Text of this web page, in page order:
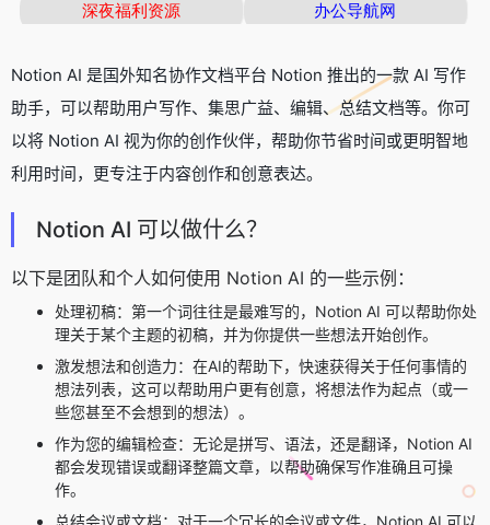
Notion AI 是国外知名协作文档平台 Notion 推出的一款 AI 写作
助手，可以帮助用户写作、集思广益、编辑、总结文档等。你可
以将 Notion AI 视为你的创作伙伴，帮助你节省时间或更明智地
利用时间，更专注于内容创作和创意表达。
Notion AI 可以做什么？
以下是团队和个人如何使用 Notion AI 的一些示例：
处理初稿：第一个词往往是最难写的，Notion AI 可以帮助你处
理关于某个主题的初稿，并为你提供一些想法开始创作。
激发想法和创造力：在AI的帮助下，快速获得关于任何事情的
想法列表，这可以帮助用户更有创意，将想法作为起点（或一
些您甚至不会想到的想法）。
作为您的编辑检查：无论是拼写、语法，还是翻译，Notion AI
都会发现错误或翻译整篇文章，以帮助确保写作准确且可操
作。
总结会议或文档：对于一个冗长的会议或文件，Notion AI 可以